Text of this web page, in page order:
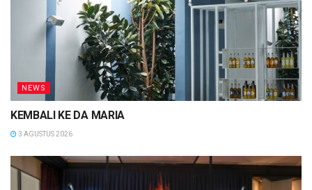
NEWS
KEMBALI KE DA MARIA
3 AGUSTUS 2026